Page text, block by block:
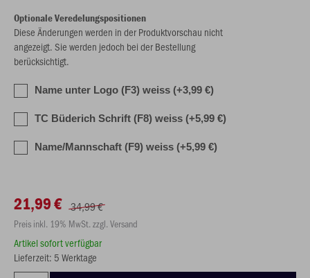
Optionale Veredelungspositionen
Diese Änderungen werden in der Produktvorschau nicht
angezeigt. Sie werden jedoch bei der Bestellung
berücksichtigt.
Name unter Logo (F3) weiss (+3,99 €)
TC Büderich Schrift (F8) weiss (+5,99 €)
Name/Mannschaft (F9) weiss (+5,99 €)
21,99 € 34,99 €
Preis inkl. 19% MwSt. zzgl. Versand
Artikel sofort verfügbar
Lieferzeit: 5 Werktage